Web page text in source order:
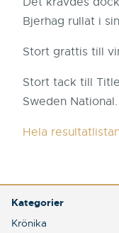
Bjerhag rullat i
Stort grattis till
Stort tack till
Sweden National.
Hela
Kategorier
Krönika